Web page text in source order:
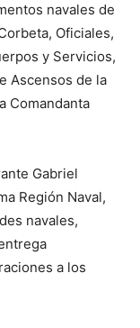
navales de
Oficiales,
y Servicios,
Ascensos de la
Comandanta
Gabriel
Región Naval,
navales,
a los